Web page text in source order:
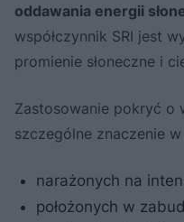
oddawania energii
współczynnik SRI jest
promienie słoneczne i
Zastosowanie pokryć o
szczególne znaczenie
narażonych na
położonych w